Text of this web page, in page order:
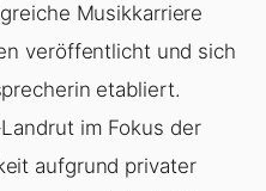
Musikkarriere
veröffentlicht und sich
etabliert.
im Fokus der
aufgrund privater